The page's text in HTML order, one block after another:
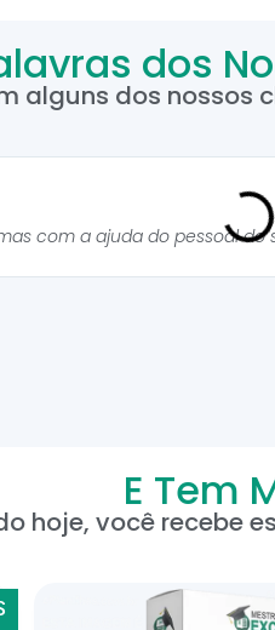
dos
alguns dos nossos
com a ajuda do pessoal
E Tem
hoje, você recebe